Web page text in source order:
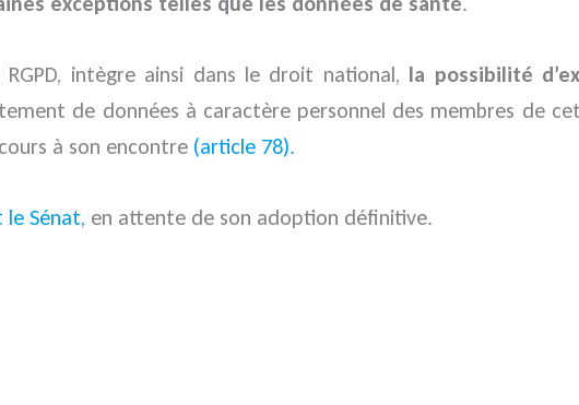
intègre ainsi dans le droit national, la possibilité
de données à caractère personnel des membres de
à son encontre (article 78).
Sénat, en attente de son adoption définitive.